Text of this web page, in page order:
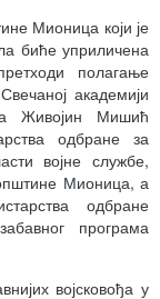
Мионица који је
биће уприличена
полагање
академији
Живојин Мишић
одбране за
војне службе,
Мионица, а
одбране
програма
војсковођа у